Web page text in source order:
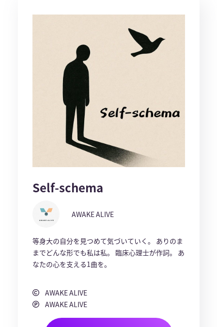
Self-schema
AWAKE ALIVE
等身大の自分を見つめて気づいていく。 ありのま
までどんな形でも私は私。 臨床心理士が作詞。 あ
なたの心を支える1曲を。
AWAKE ALIVE
AWAKE ALIVE